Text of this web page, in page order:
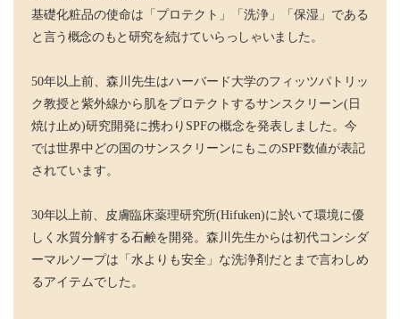
基礎化粧品の使命は「プロテクト」「洗浄」「保湿」である
と言う概念のもと研究を続けていらっしゃいました。
50年以上前、森川先生はハーバード大学のフィッツパト リッ
ク教授と紫外線から肌をプロテクトするサンスクリーン(日
焼け止め)研究開発に携わりSPFの概念を発表しました。今
では世界中どの国のサンスクリーンにもこのSPF数値が表記
されています。
30年以上前、皮膚臨床薬理研究所(Hifuken)に於いて環境に優
しく水質分解する石鹸を開発。森川先生からは初代コンシダ
ーマルソープは「水よりも安全」な洗浄剤だとまで言わしめ
るアイテムでした。